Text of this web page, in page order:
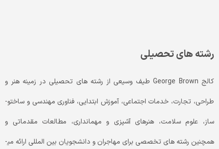
رشته­ های تحصیلی
کالج George Brown طیف وسیعی از رشته ­های تحصیلی در زمینه هنر و
طراحی، تجارت، خدمات اجتماعی، آموزش ابتدایی، فناوری مهندسی و ساخت­و­
ساز، علوم سلامت، هنرهای آشپزی و مهمان­داری، مطالعات مقدماتی و
همچنین رشته ­های تخصصی برای مهاجران و دانشجویان بین ­المللی ارائه می­